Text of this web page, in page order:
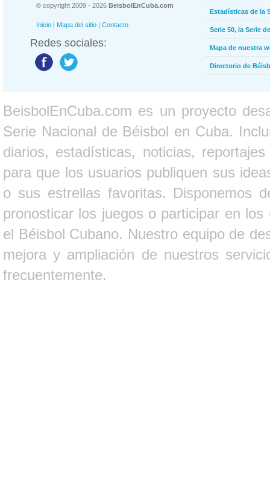
© copyright 2009 - 2026 BeisbolEnCuba.com
Inicio | Mapa del sitio | Contacto
Redes sociales:
Estadísticas de la
Serie 50, la Serie
Mapa de nuestra
Directorio de
BeisbolEnCuba.com es un proyecto
Serie Nacional de Béisbol en Cuba.
diarios, estadísticas, noticias,
para que los usuarios publiquen sus
o sus estrellas favoritas. Disponemos
pronosticar los juegos o participar en
el Béisbol Cubano. Nuestro equipo de
mejora y ampliación de nuestros
frecuentemente.